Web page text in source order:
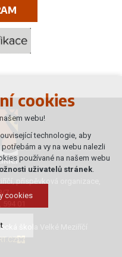
7
škola Velké Meziříčí
cookies
webu!
technologie, aby
a vy na webu nalezli
používané na našem webu
uživatelů stránek.
cookies